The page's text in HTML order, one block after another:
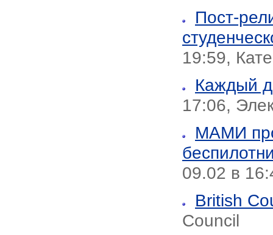
Пост-
19:59,
Каждый
17:06,
МАМИ
09.02 в
British
Council